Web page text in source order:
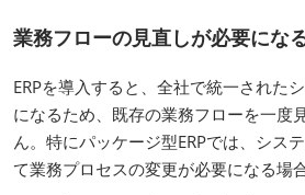
業務フローの見直しが必要にな
ERPを導入すると、全社で統一された
になるため、既存の業務フローを一度
ん。特にパッケージ型ERPでは、シス
て業務プロセスの変更が必要になる場